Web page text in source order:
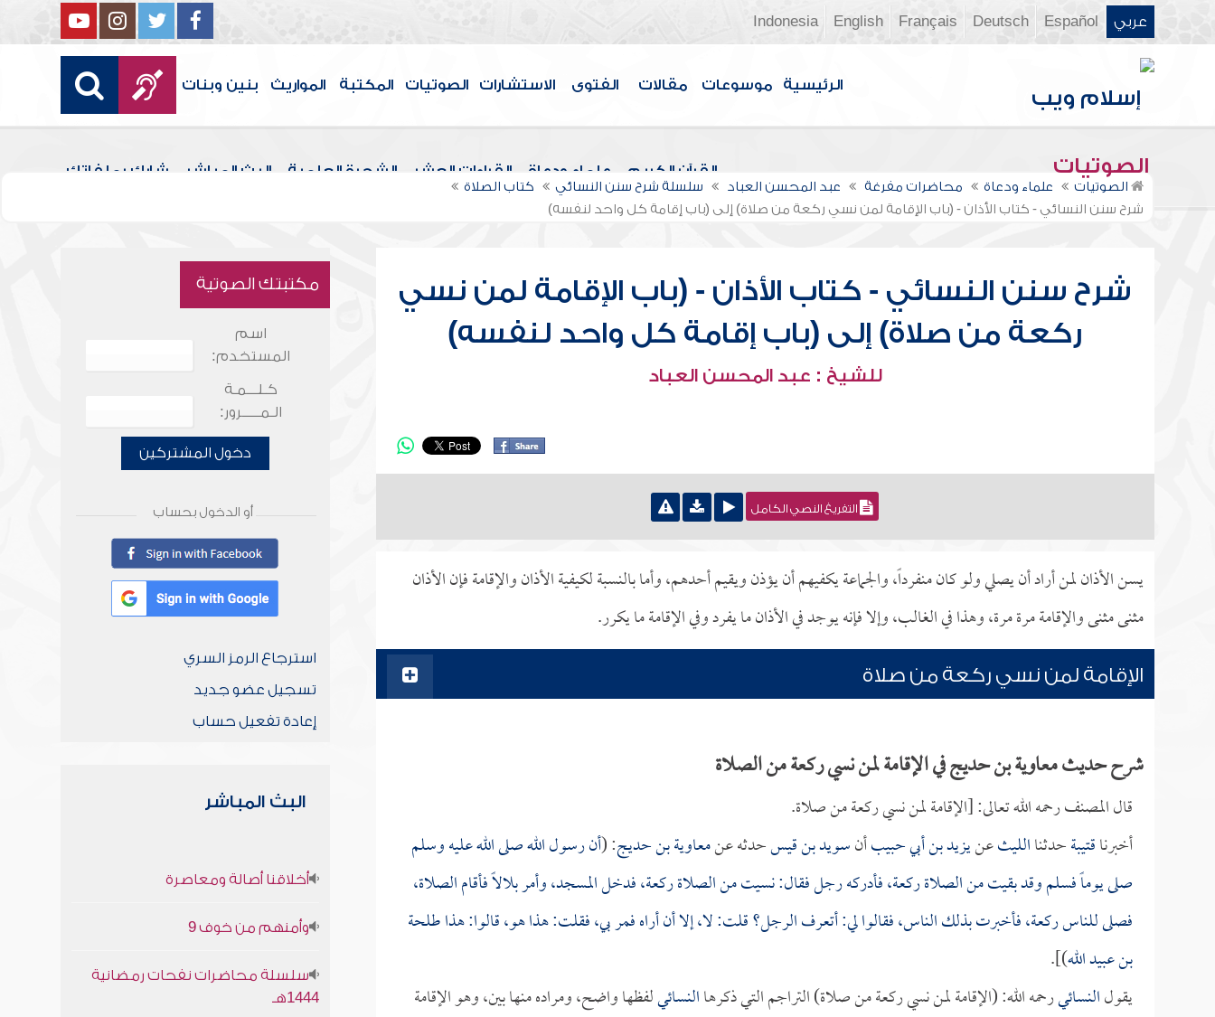
عربي Español
Deutsch
Français
English
Indonesia
الرئيسية موسوعات مقالات الفتوى الاستشارات الصوتيات المكتبة المواريث بنين وبنات
الصوتيات القرآن الكريم علماء ودعاة القراءات العشر الشجرة العلمية البث المباشر شارك بملفاتك
الصوتيات علماء ودعاة محاضرات مفرغة عبد المحسن العباد سلسلة شرح سنن النسائي
كتاب الصلاة
شرح سنن النسائي - كتاب الأذان - (باب الإقامة لمن نسي ركعة من صلاة) إلى (باب إقامة كل واحد لنفسه)
شرح سنن النسائي - كتاب الأذان - (باب الإقامة لمن نسي
ركعة من صلاة) إلى (باب إقامة كل واحد لنفسه)
للشيخ : عبد المحسن العباد
التفريغ النصي الكامل
يسن الأذان لمن أراد أن يصلي ولو كان منفرداً، والجماعة يكفيهم أن يؤذن ويقيم أحدهم، وأما بالنسبة لكيفية الأذان والإقامة فإن الأذان
مثنى مثنى والإقامة مرة مرة، وهذا في الغالب، وإلا فإنه يوجد في الأذان ما يفرد وفي الإقامة ما يكرر.
الإقامة لمن نسي ركعة من صلاة
شرح حديث معاوية بن حديج في الإقامة لمن نسي ركعة من الصلاة
قال المصنف رحمه الله تعالى: [الإقامة لمن نسي ركعة من صلاة.
أخبرناقتيبةحدثناالليثعنيزيد بن أبي حبيبأنسويد بن قيسحدثه عنمعاوية بن حديج: (أن رسول الله صلى الله عليه وسلم
صلى يوماً فسلم وقد بقيت من الصلاة ركعة، فأدركه رجل فقال: نسيت من الصلاة ركعة، فدخل المسجد، وأمربلالاًفأقام الصلاة،
فصلى للناس ركعة، فأخبرت بذلك الناس، فقالوا لي: أتعرف الرجل؟ قلت: لا، إلا أن أراه فمر بي، فقلت: هذا هو، قالوا: هذاطلحة
بن عبيد الله)].
يقولالنسائيرحمه الله: (الإقامة لمن نسي ركعة من صلاة) التراجم التي ذكرهاالنسائيلفظها واضح، ومراده منها بين، وهو الإقامة
مكتبتك الصوتية
اسم
المستخدم:
كـلـــمـة
الـمـــــرور:
دخول المشتركين
أو الدخول بحساب
استرجاع الرمز السري
تسجيل عضو جديد
إعادة تفعيل حساب
البث المباشر
أخلاقنا أصالة ومعاصرة
وأمنهم من خوف 9
سلسلة محاضرات نفحات رمضانية
1444هـ